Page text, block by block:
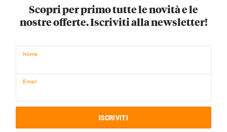
Scopri per primo tutte le novità e le
nostre offerte. Iscriviti alla newsletter!
Nome
Email